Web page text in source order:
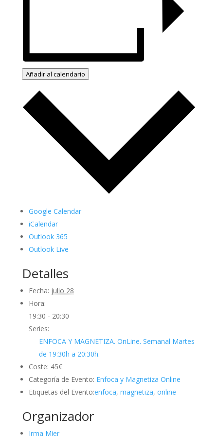
Añadir al calendario
Google Calendar
iCalendar
Outlook 365
Outlook Live
Detalles
Fecha: julio 28
Hora:
19:30 - 20:30
Series:
ENFOCA Y MAGNETIZA. OnLine. Semanal Martes
de 19:30h a 20:30h.
Coste: 45€
Categoría de Evento: Enfoca y Magnetiza Online
Etiquetas del Evento:enfoca, magnetiza, online
Organizador
Irma Mier